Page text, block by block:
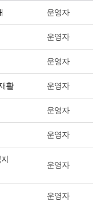
운영자
운영자
운영자
활 운영자
운영자
운영자
운영자
운영자